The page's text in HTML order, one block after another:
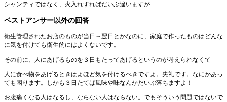
シャンティではなく、火入れすればだいぶ違いますが………
ベストアンサー以外の回答
衛生管理されたお店のものが当日～翌日とかなのに、家庭で作ったものはどんな
に気を付けても衛生的にはよくないです。
その前に、人にあげるものを３日もたってあげるというのが考えられなくて
人に食べ物をあげるときはよほど気を付けるべきですよ。失礼です。なにかあっ
ても困ります。しかも３日たてば風味や味なんかだいぶ落ちますよ！
お腹痛くなる人はなるし、ならない人はならない。でもそういう問題ではないで